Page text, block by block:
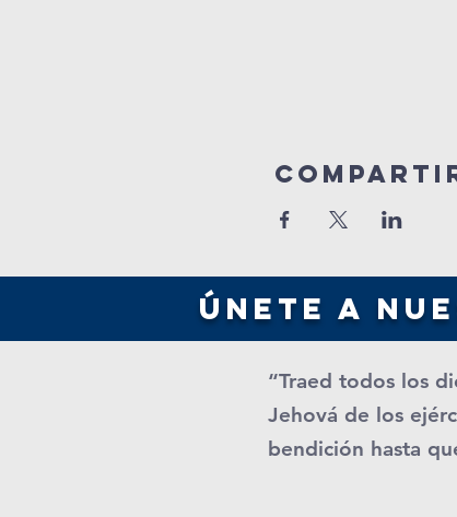
únete a
“Traed todos los
Jehová de los
bendición hasta